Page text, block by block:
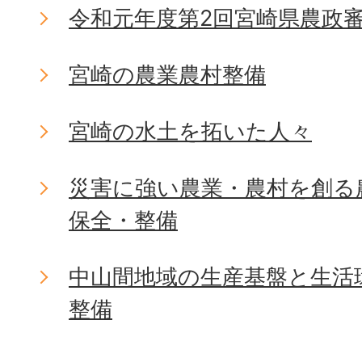
令和元年度第2回宮崎県農政
宮崎の農業農村整備
宮崎の水土を拓いた人々
災害に強い農業・農村を創
保全・整備
中山間地域の生産基盤と生
整備